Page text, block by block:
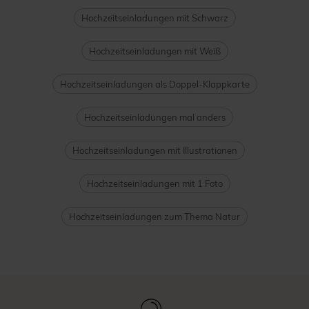
Hochzeitseinladungen mit Schwarz
Hochzeitseinladungen mit Weiß
Hochzeitseinladungen als Doppel-Klappkarte
Hochzeitseinladungen mal anders
Hochzeitseinladungen mit Illustrationen
Hochzeitseinladungen mit 1 Foto
Hochzeitseinladungen zum Thema Natur